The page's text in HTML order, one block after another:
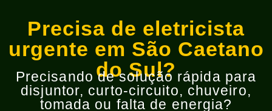
Precisa de eletricista
urgente em São Caetano
do Sul?
Precisando de solução rápida para
disjuntor, curto-circuito, chuveiro,
tomada ou falta de energia?